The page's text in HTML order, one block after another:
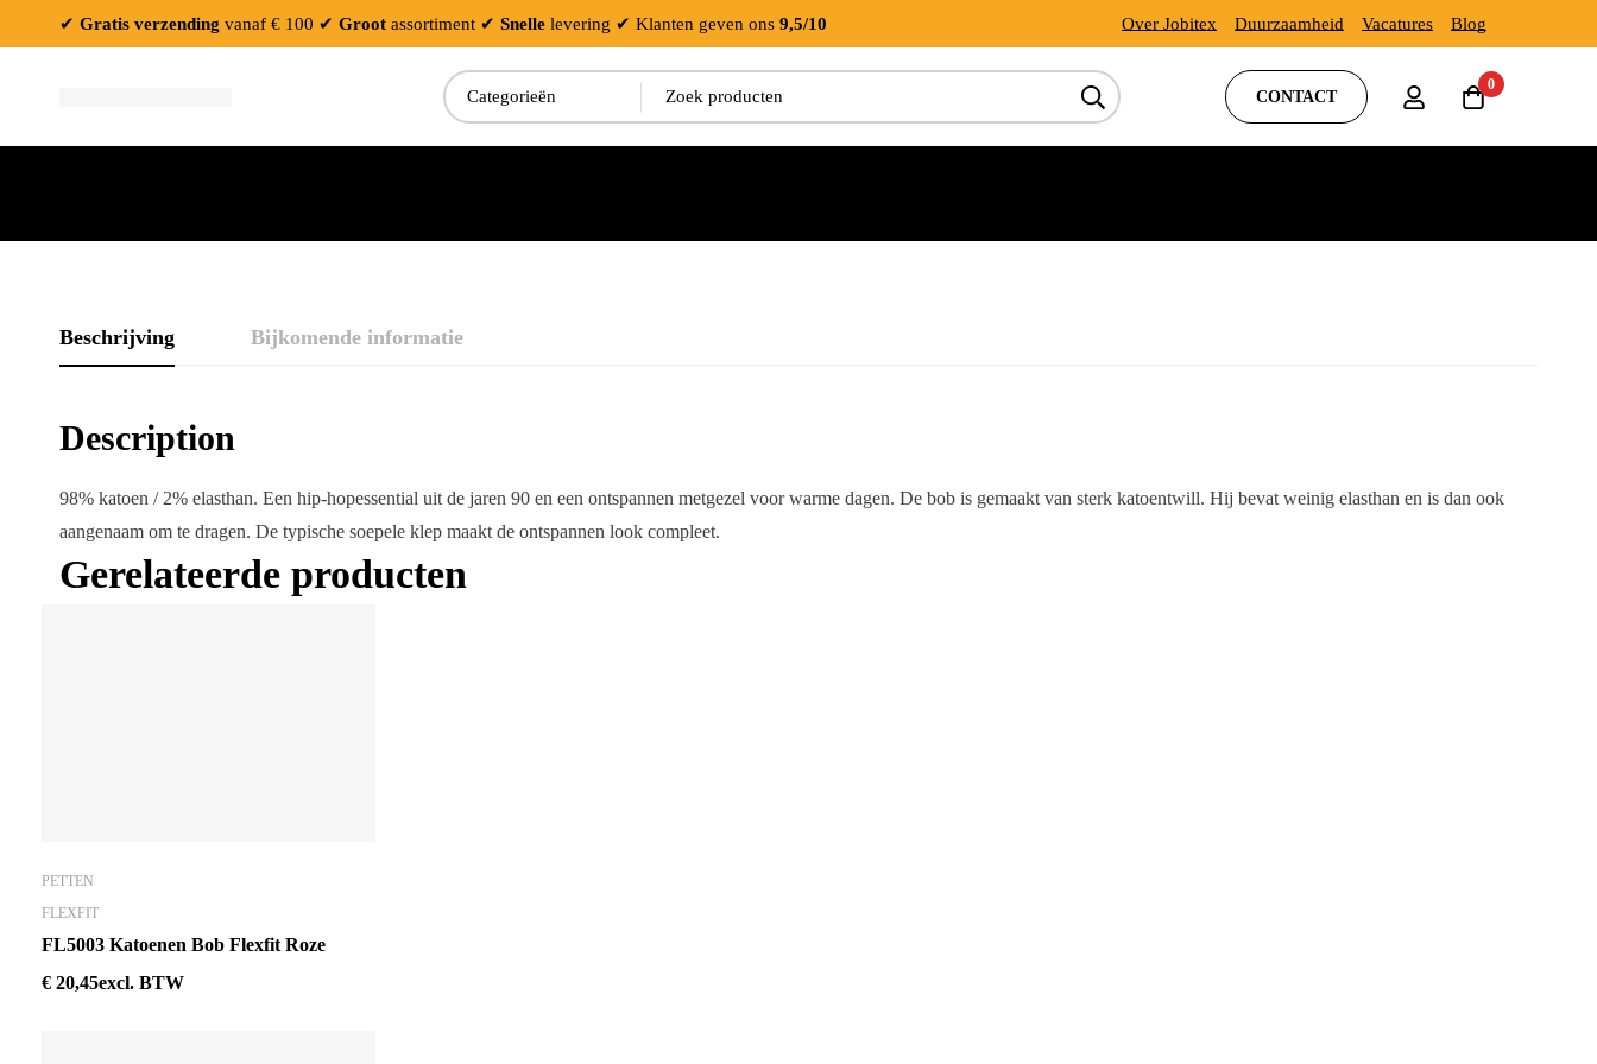
✔ Gratis verzending vanaf € 100 ✔ Groot assortiment ✔ Snelle levering ✔ Klanten geven ons 9,5/10 Over Jobitex Duurzaamheid Vacatures Blog
Zoeken:
CONTACT
0
Beschrijving Bijkomende informatie
Description
98% katoen / 2% elasthan. Een hip-hopessential uit de jaren 90 en een ontspannen metgezel voor warme dagen. De bob is gemaakt van sterk katoentwill. Hij bevat weinig elasthan en is dan ook
aangenaam om te dragen. De typische soepele klep maakt de ontspannen look compleet.
Gerelateerde producten
PETTEN
FLEXFIT
FL5003 Katoenen Bob Flexfit Roze
€ 20,45excl. BTW